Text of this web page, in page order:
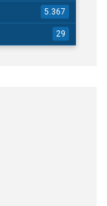
5.367
29